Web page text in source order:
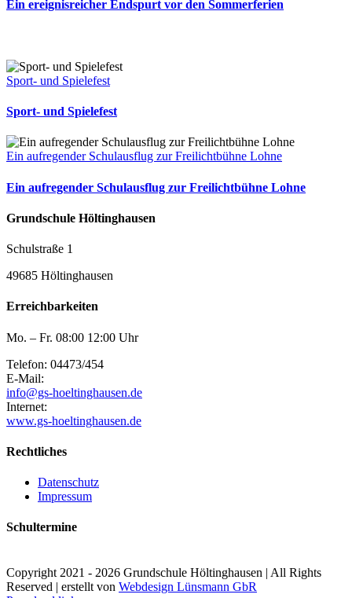
Ein ereignisreicher Endspurt vor den Sommerferien
Sport- und Spielefest
Sport- und Spielefest
Ein aufregender Schulausflug zur Freilichtbühne Lohne
Ein aufregender Schulausflug zur Freilichtbühne Lohne
Grundschule Höltinghausen
Schulstraße 1
49685 Höltinghausen
Erreichbarkeiten
Mo. – Fr. 08:00 12:00 Uhr
Telefon: 04473/454
E-Mail:
info@gs-hoeltinghausen.de
Internet:
www.gs-hoeltinghausen.de
Rechtliches
Datenschutz
Impressum
Schultermine
Copyright 2021 - 2026 Grundschule Höltinghausen | All Rights
Reserved | erstellt von Webdesign Lünsmann GbR